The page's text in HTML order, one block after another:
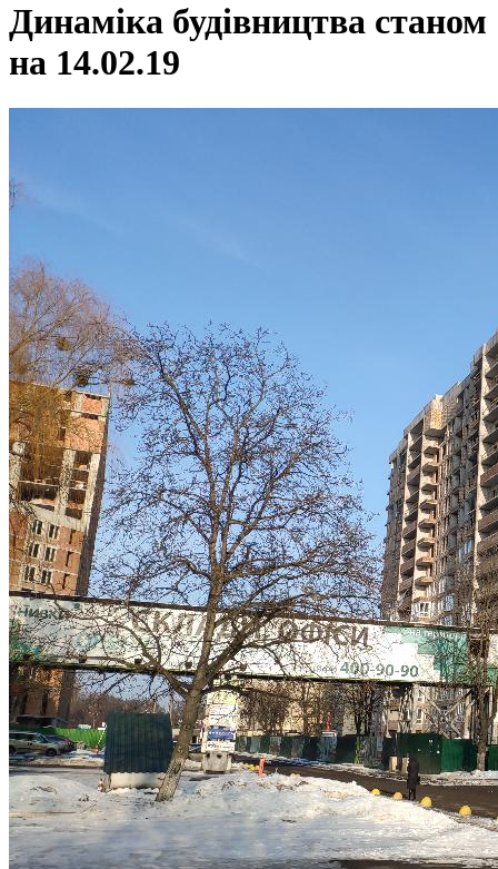
Динаміка будівництва станом
на 14.02.19